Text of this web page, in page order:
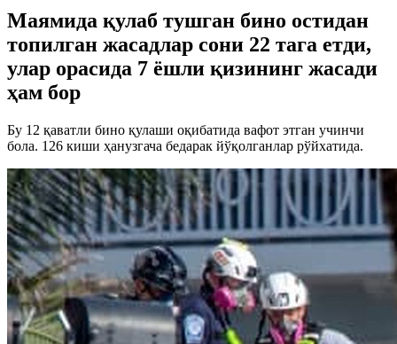
Маямида қулаб тушган бино остидан
топилган жасадлар сони 22 тага етди,
улар орасида 7 ёшли қизининг жасади
ҳам бор
Бу 12 қаватли бино қулаши оқибатида вафот этган учинчи
бола. 126 киши ҳанузгача бедарак йўқолганлар рўйхатида.